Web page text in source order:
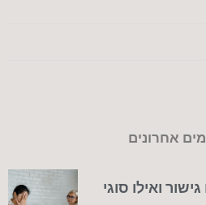
אחרונים
ואילו סוגי